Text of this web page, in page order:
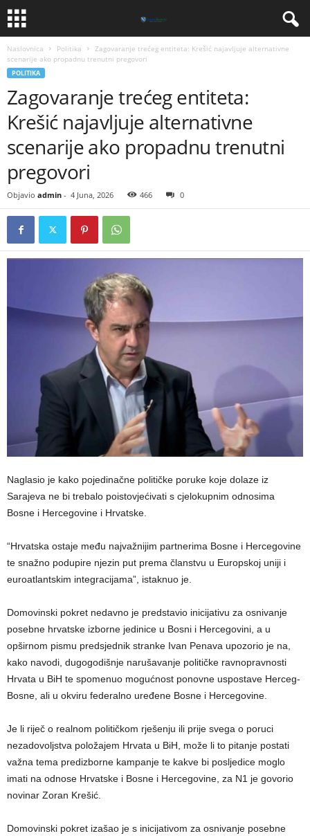
Naslovnica Politika
​Zagovaranje trećeg entiteta: Krešić najavljuje alternativne
scenarije ako propadnu trenutni pregovori
POLITIKA
​Zagovaranje trećeg entiteta:
Krešić najavljuje alternativne
scenarije ako propadnu trenutni
pregovori
Objavio admin - 4 Juna, 2026 466 0
Naglasio je kako pojedinačne političke poruke koje dolaze iz
Sarajeva ne bi trebalo poistovjećivati s cjelokupnim odnosima
Bosne i Hercegovine i Hrvatske.
“Hrvatska ostaje među najvažnijim partnerima Bosne i Hercegovine
te snažno podupire njezin put prema članstvu u Europskoj uniji i
euroatlantskim integracijama”, istaknuo je.
Domovinski pokret nedavno je predstavio inicijativu za osnivanje
posebne hrvatske izborne jedinice u Bosni i Hercegovini, a u
opširnom pismu predsjednik stranke Ivan Penava upozorio je na,
kako navodi, dugogodišnje narušavanje političke ravnopravnosti
Hrvata u BiH te spomenuo mogućnost ponovne uspostave Herceg-
Bosne, ali u okviru federalno uređene Bosne i Hercegovine.
Je li riječ o realnom političkom rješenju ili prije svega o poruci
nezadovoljstva položajem Hrvata u BiH, može li to pitanje postati
važna tema predizborne kampanje te kakve bi posljedice moglo
imati na odnose Hrvatske i Bosne i Hercegovine, za N1 je govorio
novinar Zoran Krešić.
Domovinski pokret izašao je s inicijativom za osnivanje posebne